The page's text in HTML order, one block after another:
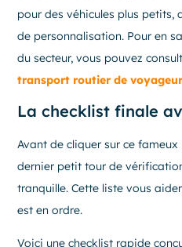
pour des véhicules plus petits,
de personnalisation. Pour en
du secteur, vous pouvez
transport routier de
La checklist finale
Avant de cliquer sur ce
dernier petit tour de
tranquille. Cette liste vous
est en ordre.
Voici une checklist rapide